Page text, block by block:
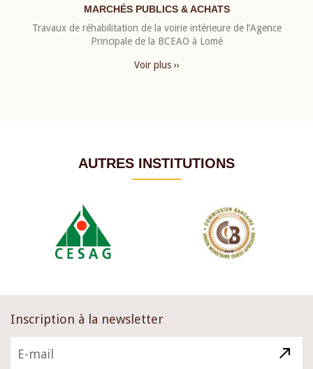
MARCHÉS PUBLICS & ACHATS
Travaux de réhabilitation de la voirie intérieure de l’Agence
Principale de la BCEAO à Lomé
Voir plus ››
AUTRES INSTITUTIONS
Inscription à la newsletter